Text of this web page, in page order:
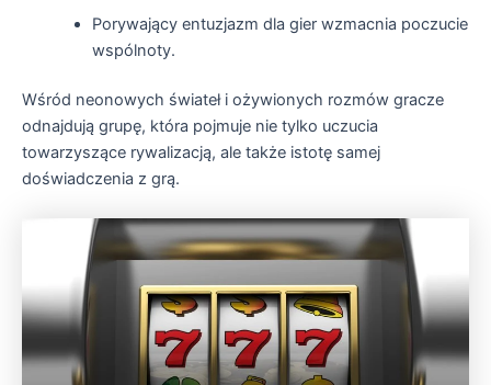
Porywający entuzjazm dla gier wzmacnia poczucie
wspólnoty.
Wśród neonowych świateł i ożywionych rozmów gracze
odnajdują grupę, która pojmuje nie tylko uczucia
towarzyszące rywalizacją, ale także istotę samej
doświadczenia z grą.